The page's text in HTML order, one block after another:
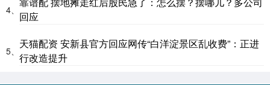
4、 回应
5、
天猫配资 安新县官方回应网传“白洋淀景区乱收费”：正进
行改造提升